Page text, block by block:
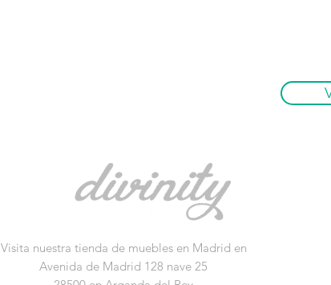
Visita nuestra tienda de muebles en Madrid en
Avenida de Madrid 128 nave 25